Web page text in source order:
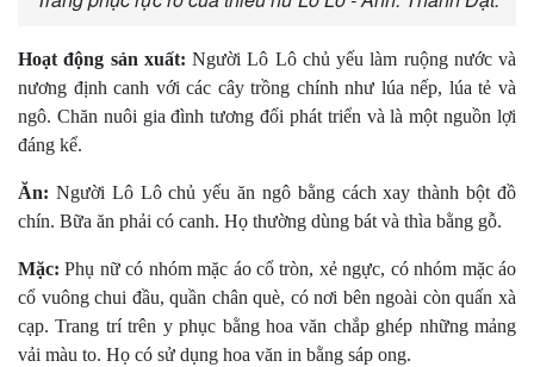
Hoạt động sản xuất: Người Lô Lô chủ yếu làm ruộng nước và
nương định canh với các cây trồng chính như lúa nếp, lúa tẻ và
ngô. Chăn nuôi gia đình tương đối phát triển và là một nguồn lợi
đáng kể.
Ăn: Người Lô Lô chủ yếu ăn ngô bằng cách xay thành bột đồ
chín. Bữa ăn phải có canh. Họ thường dùng bát và thìa bằng gỗ.
Mặc:Phụ nữ có nhóm mặc áo cổ tròn, xẻ ngực, có nhóm mặc áo
cổ vuông chui đầu, quần chân què, có nơi bên ngoài còn quấn xà
cạp. Trang trí trên y phục bằng hoa văn chắp ghép những mảng
vải màu to. Họ có sử dụng hoa văn in bằng sáp ong.